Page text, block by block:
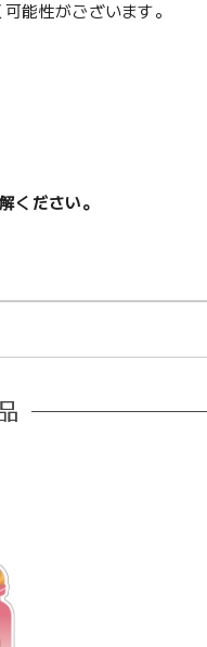
能性がございます。
ください。